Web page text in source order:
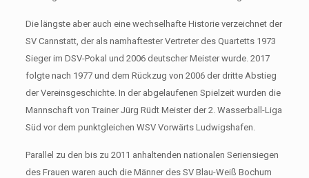
Die längste aber auch eine wechselhafte Historie verzeichnet der
SV Cannstatt, der als namhaftester Vertreter des Quartetts 1973
Sieger im DSV-Pokal und 2006 deutscher Meister wurde. 2017
folgte nach 1977 und dem Rückzug von 2006 der dritte Abstieg
der Vereinsgeschichte. In der abgelaufenen Spielzeit wurden die
Mannschaft von Trainer Jürg Rüdt Meister der 2. Wasserball-Liga
Süd vor dem punktgleichen WSV Vorwärts Ludwigshafen.
Parallel zu den bis zu 2011 anhaltenden nationalen Seriensiegen
des Frauen waren auch die Männer des SV Blau-Weiß Bochum